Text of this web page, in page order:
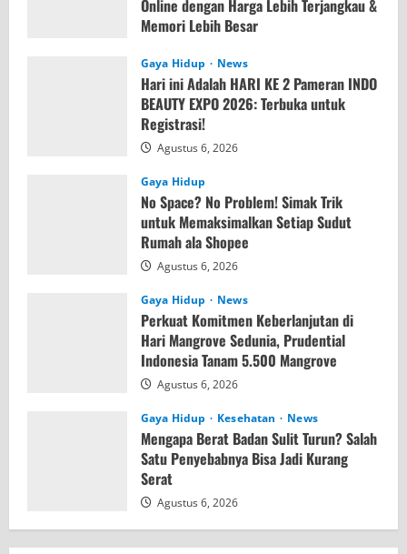
Online dengan Harga Lebih Terjangkau &
Memori Lebih Besar
Gaya Hidup
News
Hari ini Adalah HARI KE 2 Pameran INDO
BEAUTY EXPO 2026: Terbuka untuk
Registrasi!
Agustus 6, 2026
Gaya Hidup
No Space? No Problem! Simak Trik
untuk Memaksimalkan Setiap Sudut
Rumah ala Shopee
Agustus 6, 2026
Gaya Hidup News
Perkuat Komitmen Keberlanjutan di
Hari Mangrove Sedunia, Prudential
Indonesia Tanam 5.500 Mangrove
Agustus 6, 2026
Gaya Hidup Kesehatan News
Mengapa Berat Badan Sulit Turun? Salah
Satu Penyebabnya Bisa Jadi Kurang
Serat
Agustus 6, 2026